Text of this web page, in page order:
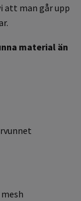
att man går upp
material än